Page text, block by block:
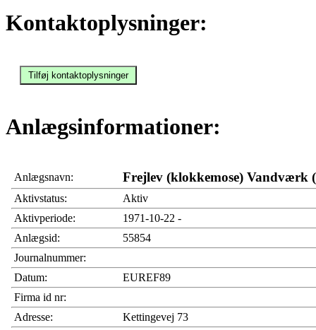
Kontaktoplysninger:
Anlægsinformationer:
Anlægsnavn: Frejlev (klokkemose) Vandværk
Aktivstatus:
Aktiv
Aktivperiode:
1971-10-22 -
Anlægsid:
55854
Journalnummer:
Datum:
EUREF89
Firma id nr:
Adresse:
Kettingevej 73